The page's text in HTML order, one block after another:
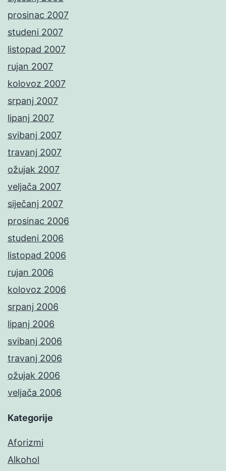
prosinac 2007
studeni 2007
listopad 2007
rujan 2007
kolovoz 2007
srpanj 2007
lipanj 2007
svibanj 2007
travanj 2007
ožujak 2007
veljača 2007
siječanj 2007
prosinac 2006
studeni 2006
listopad 2006
rujan 2006
kolovoz 2006
srpanj 2006
lipanj 2006
svibanj 2006
travanj 2006
ožujak 2006
veljača 2006
Kategorije
Aforizmi
Alkohol